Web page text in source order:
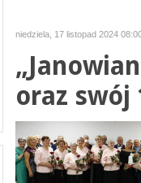
niedziela, 17 listopad 2024
oraz swój